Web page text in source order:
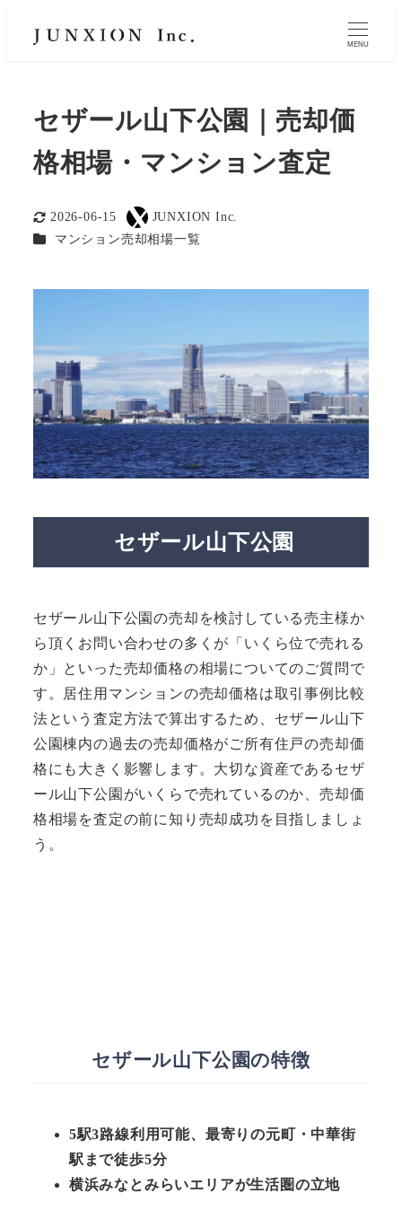
MENU
セザール山下公園｜売却価
格相場・マンション査定
更新日
2026-06-15
著
者
JUNXION Inc.
カテゴリー
マンション売却相場一覧
セザール山下公園
セザール山下公園の売却を検討している売主様か
ら頂くお問い合わせの多くが「いくら位で売れる
か」といった売却価格の相場についてのご質問で
す。居住用マンションの売却価格は取引事例比較
法という査定方法で算出するため、セザール山下
公園棟内の過去の売却価格がご所有住戸の売却価
格にも大きく影響します。大切な資産であるセザ
ール山下公園がいくらで売れているのか、売却価
格相場を査定の前に知り売却成功を目指しましょ
う。
セザール山下公園の特徴
5駅3路線利用可能、最寄りの元町・中華街
駅まで徒歩5分
横浜みなとみらいエリアが生活圏の立地